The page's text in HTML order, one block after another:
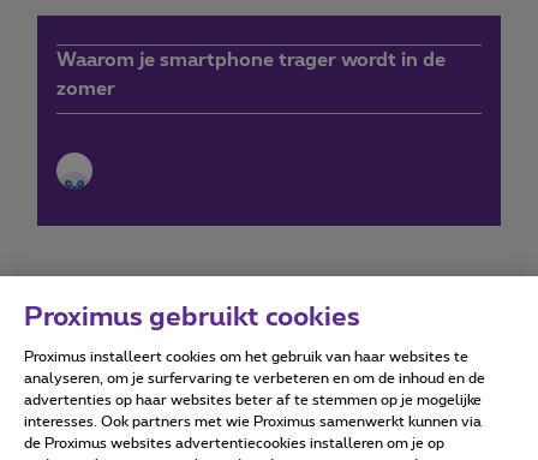
Waarom je smartphone trager wordt in de
zomer
Forumvoorwaarden Accessibility statement
Proximus gebruikt cookies
Proximus installeert cookies om het gebruik van haar websites te
analyseren, om je surfervaring te verbeteren en om de inhoud en de
advertenties op haar websites beter af te stemmen op je mogelijke
interesses. Ook partners met wie Proximus samenwerkt kunnen via
de Proximus websites advertentiecookies installeren om je op